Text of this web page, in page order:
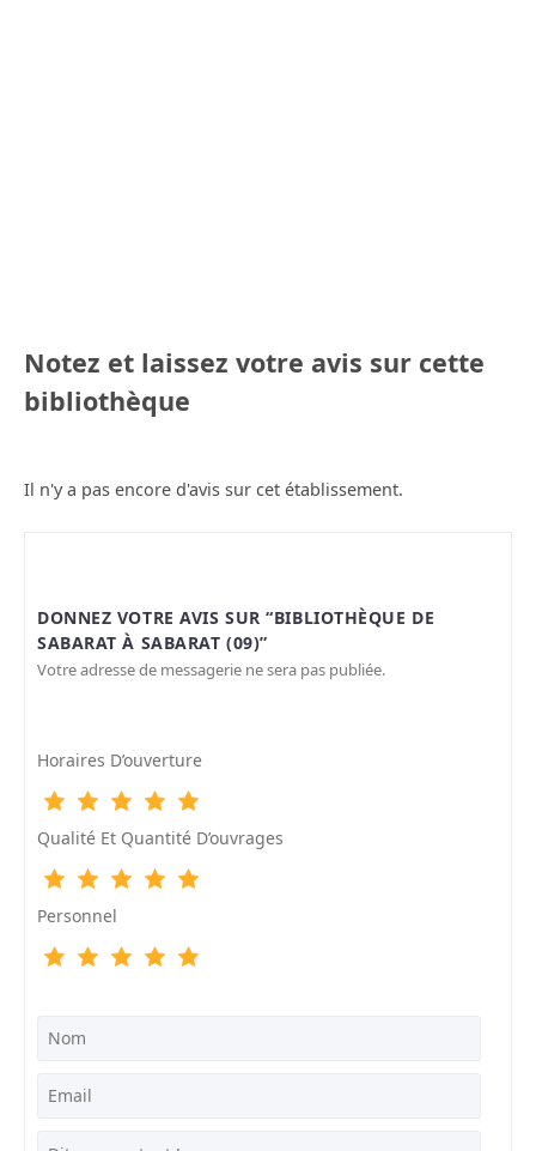
Notez et laissez votre avis sur cette
bibliothèque
Il n'y a pas encore d'avis sur cet établissement.
DONNEZ VOTRE AVIS SUR “BIBLIOTHÈQUE DE
SABARAT À SABARAT (09)”
Votre adresse de messagerie ne sera pas publiée.
Horaires D’ouverture
Qualité Et Quantité D’ouvrages
Personnel